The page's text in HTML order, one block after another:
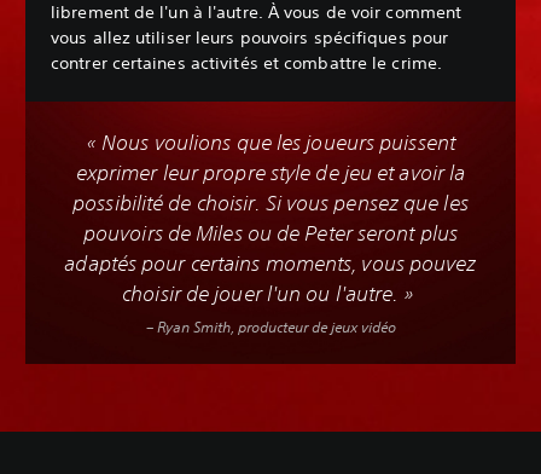
librement de l'un à l'autre. À vous de voir comment
vous allez utiliser leurs pouvoirs spécifiques pour
contrer certaines activités et combattre le crime.
« Nous voulions que les joueurs puissent
exprimer leur propre style de jeu et avoir la
possibilité de choisir. Si vous pensez que les
pouvoirs de Miles ou de Peter seront plus
adaptés pour certains moments, vous pouvez
choisir de jouer l'un ou l'autre. »
– Ryan Smith, producteur de jeux vidéo